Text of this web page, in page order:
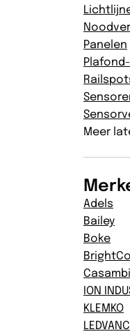
Panelen
Meer
Adels
Bailey
Boke
Casambi
ION
KLEMKO